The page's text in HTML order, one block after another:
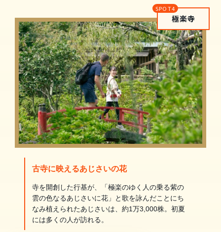
極楽寺
古寺に映えるあじさいの花
寺を開創した行基が、「極楽のゆく人の乗る紫の
雲の色なるあじさいに花」と歌を詠んだことにち
なみ植えられたあじさいは、約1万3,000株。初夏
には多くの人が訪れる。